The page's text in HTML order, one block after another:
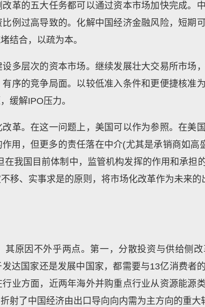
革的五大任务都可以通过资本市场加快完成。
例过高导致的。化解中国经济金融风险，短期
结合，以疏为本。
多层次的资本市场。继续发展壮大交易所市场
序的竞争局面。以较低准入条件和更便捷核准
缓解IPO压力。
革。在这一问题上，美国可以作为参照。在美
用，但更多的责任落在中介(尤其是承销商如
我国目前体制中，监管机构发挥的作用和承担
移、实事求是的原则，将市场化改革作为未来的
其原因不外乎两点。第一，分散投资与供给侧
达国家还是发展中国家，都需要与13亿消费者
业方面，近两年海外并购重点行业从资源能源
射了中国经济由出口导向向内需为主方向的重大